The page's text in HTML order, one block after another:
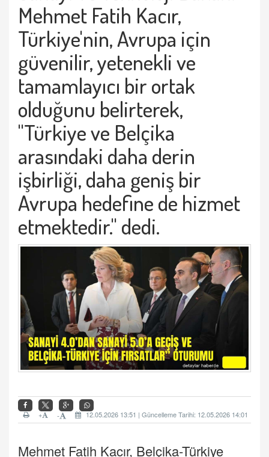
Mehmet Fatih Kacır,
Türkiye'nin, Avrupa için
güvenilir, yetenekli ve
tamamlayıcı bir ortak
olduğunu belirterek,
"Türkiye ve Belçika
arasındaki daha derin
işbirliği, daha geniş bir
Avrupa hedefine de hizmet
etmektedir." dedi.
12.05.2026 13:51 | Güncelleme Tarihi: 12.05.2026 14:01
-
+
Mehmet Fatih Kacır, Belçika-Türkiye